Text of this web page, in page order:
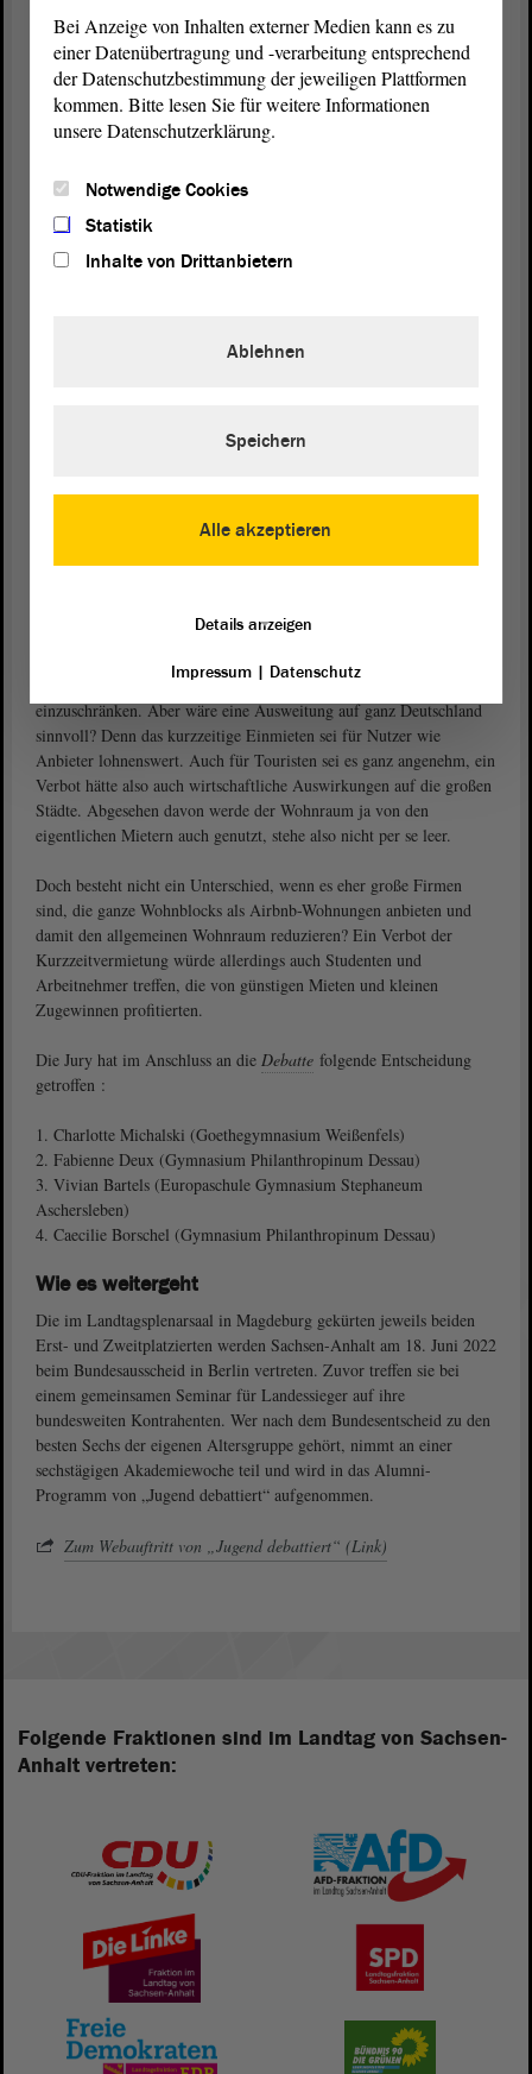
4. Anna Strohschein (Goethegymnasium Weißenfels)
Gruppenbild der Siegerin Charlotte Michalski (r.) und der drei
Wohnraum über Onlineportale verboten werden?“ Also Airbnb
ade?!
Wohnraum, der knappe Wohnraum würde so noch stärker
eingeschränkt. In Berlin beispielsweise werde mit einem
„Zweckentfremdungsverbot von Wohnraum“ versucht, Airbnb
einzuschränken. Aber wäre eine Ausweitung auf ganz Deutschland
sinnvoll? Denn das kurzzeitige Einmieten sei für Nutzer wie
Anbieter lohnenswert. Auch für Touristen sei es ganz angenehm, ein
Verbot hätte also auch wirtschaftliche Auswirkungen auf die großen
Städte. Abgesehen davon werde der Wohnraum ja von den
eigentlichen Mietern auch genutzt, stehe also nicht per se leer.
Doch besteht nicht ein Unterschied, wenn es eher große Firmen
sind, die ganze Wohnblocks als Airbnb-Wohnungen anbieten und
damit den allgemeinen Wohnraum reduzieren? Ein Verbot der
Kurzzeitvermietung würde allerdings auch Studenten und
Arbeitnehmer treffen, die von günstigen Mieten und kleinen
Zugewinnen profitierten.
Die Jury hat im Anschluss an die Debatte folgende Entscheidung
getroffen :
1. Charlotte Michalski (Goethegymnasium Weißenfels)
2. Fabienne Deux (Gymnasium Philanthropinum Dessau)
3. Vivian Bartels (Europaschule Gymnasium Stephaneum
Aschersleben)
4. Caecilie Borschel (Gymnasium Philanthropinum Dessau)
Wie es weitergeht
Die im Landtagsplenarsaal in Magdeburg gekürten jeweils beiden
Erst- und Zweitplatzierten werden Sachsen-Anhalt am 18. Juni 2022
beim Bundesausscheid in Berlin vertreten. Zuvor treffen sie bei
einem gemeinsamen Seminar für Landessieger auf ihre
bundesweiten Kontrahenten. Wer nach dem Bundesentscheid zu den
besten Sechs der eigenen Altersgruppe gehört, nimmt an einer
sechstägigen Akademiewoche teil und wird in das Alumni-
Programm von „Jugend debattiert“ aufgenommen.
Zum Webauftritt von „Jugend debattiert“ (Link)
Folgende Fraktionen sind im Landtag von Sachsen-
Anhalt vertreten:
Bei Anzeige von Inhalten externer Medien kann es zu
einer Datenübertragung und -verarbeitung entsprechend
der Datenschutzbestimmung der jeweiligen Plattformen
kommen. Bitte lesen Sie für weitere Informationen
unsere Datenschutzerklärung.
Notwendige Cookies
Statistik
Inhalte von Drittanbietern
Alle akzeptieren
Ablehnen
Speichern
Details anzeigen
Impressum| Datenschutz